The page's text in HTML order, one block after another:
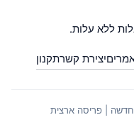
ללא עלות.
יצירת קשרתקנון
| פריסה ארצית